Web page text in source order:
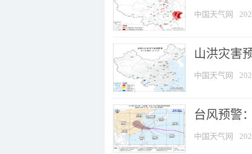
中国天气网
山洪灾害
中国天气网
台风预警
中国天气网